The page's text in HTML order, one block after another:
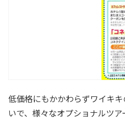
低価格にもかかわらずワイキ
いで、様々なオプショナルツ